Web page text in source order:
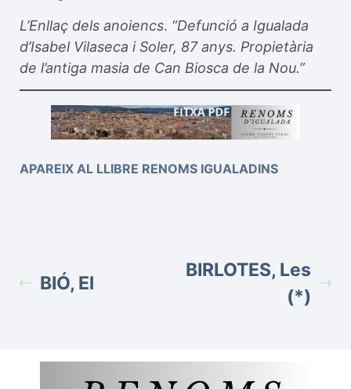
L’Enllaç dels anoiencs. “Defunció a Igualada
d’Isabel Vilaseca i Soler, 87 anys. Propietària
de l’antiga masia de Can Biosca de la Nou.”
APAREIX AL LLIBRE RENOMS IGUALADINS
BIÓ, El
BIRLOTES, Les
(*)